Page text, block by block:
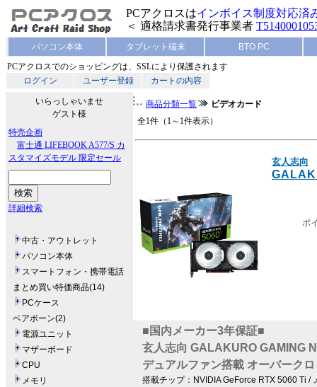
PCアクロスはインボイス制度対応済
＜ 適格請求書発行事業者
パソコン本体 タブレット端末
BTO PC
PCアクロスでのショッピングは、SSLにより保護されます
ログイン
ユーザー登録 カートの内容
いらっしゃいませ
ゲスト様
特売企画
富士通 LIFEBOOK A577/S カ
スタマイズモデル 限定セール
詳細検索
中古・アウトレット
パソコン本体
スマートフォン・携帯電話
まとめ買い特価商品(14)
PCケース
ベアボーン(2)
電源ユニット
マザーボード
CPU
メモリ
商品分類一覧
ビデオカード
全1件（1～1件表示）
玄人志向
ポ
■国内メーカー3年保証■
玄人志向 GALAKURO GAMING
デュアルファン搭載 オーバーク
搭載チップ：NVIDIA GeForce RTX 5060 Ti /